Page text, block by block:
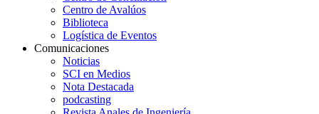
Centro de Avalúos
Biblioteca
Logística de Eventos
Comunicaciones
Noticias
SCI en Medios
Nota Destacada
podcasting